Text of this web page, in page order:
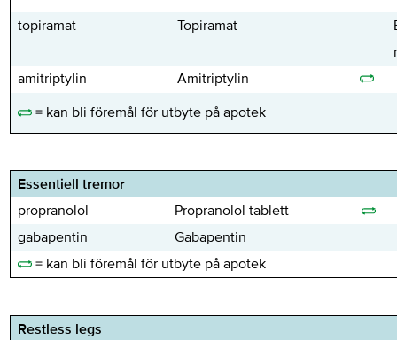
topiramat
Topiramat
amitriptylin
Amitriptylin
= kan bli föremål för utbyte på apotek
Essentiell tremor
propranolol
Propranolol tablett
gabapentin
Gabapentin
= kan bli föremål för utbyte på apotek
Restless legs